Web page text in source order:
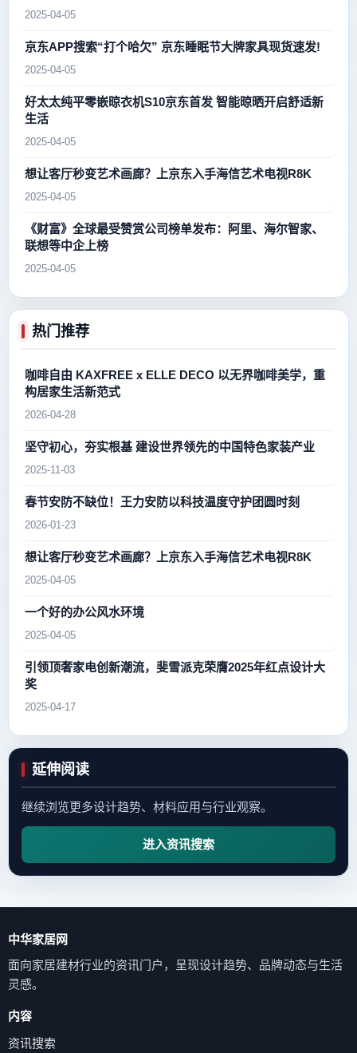
2025-04-05
京东APP搜索“打个哈欠” 京东睡眠节大牌家具现货速发!
2025-04-05
好太太纯平零嵌晾衣机S10京东首发 智能晾晒开启舒适新
生活
2025-04-05
想让客厅秒变艺术画廊？上京东入手海信艺术电视R8K
2025-04-05
《财富》全球最受赞赏公司榜单发布：阿里、海尔智家、
联想等中企上榜
2025-04-05
热门推荐
咖啡自由 KAXFREE x ELLE DECO 以无界咖啡美学，重
构居家生活新范式
2026-04-28
坚守初心，夯实根基 建设世界领先的中国特色家装产业
2025-11-03
春节安防不缺位！王力安防以科技温度守护团圆时刻
2026-01-23
想让客厅秒变艺术画廊？上京东入手海信艺术电视R8K
2025-04-05
一个好的办公风水环境
2025-04-05
引领顶奢家电创新潮流，斐雪派克荣膺2025年红点设计大
奖
2025-04-17
延伸阅读
继续浏览更多设计趋势、材料应用与行业观察。
进入资讯搜索
中华家居网
面向家居建材行业的资讯门户，呈现设计趋势、品牌动态与生活
灵感。
内容
资讯搜索